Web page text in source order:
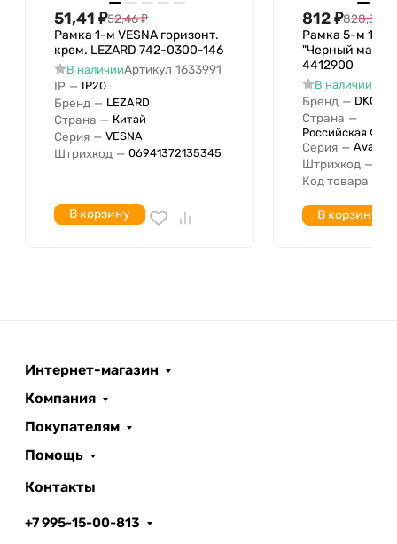
Для скрытого монтажа
Исполнение для скрытого
монтажа
Подходит для встроенного
монтажа
Количество единиц по
горизонтали
отверстия
Количество групп
Без перегородки
51,41 ₽52,46₽
Рамка 1-м VESNA горизонт.
крем. LEZARD 742-0300-146
В наличииАртикул 1633991
IP — IP20
Бренд — LEZARD
Страна — Китай
Серия — VESNA
Штрихкод — 06941372135345
В корзину
812₽828,38
Рамка 5-м
"Черный
4412900
В наличии
Бренд — DKC
Страна —
Российская
Серия — Avanti
Штрихкод —
Код товара
В корзину
Интернет-магазин
Компания
Покупателям
Помощь
Контакты
+7 995-15-00-813